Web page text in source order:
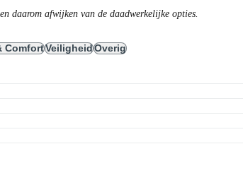
daarom afwijken van de daadwerkelijke opties.
ComfortVeiligheidOverig